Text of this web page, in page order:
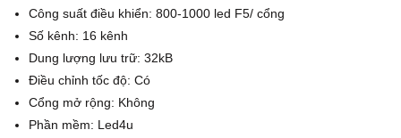
Công suất điều khiển: 800-1000 led F5/ cổng
Số kênh: 16 kênh
Dung lượng lưu trữ: 32kB
Điều chỉnh tốc độ: Có
Cổng mở rộng: Không
Phần mềm: Led4u